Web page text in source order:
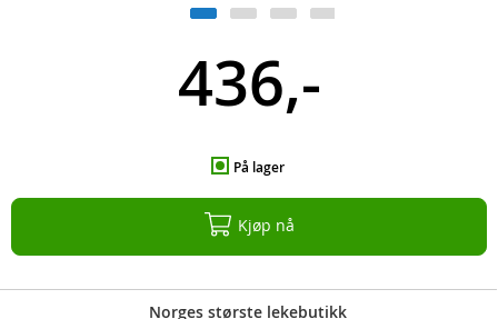
436,-
På lager
Kjøp nå
Norges største lekebutikk